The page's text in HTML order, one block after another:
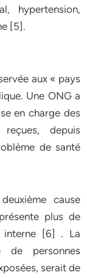
hypertension,
[5].
aux « pays
Une ONG a
en charge des
depuis
de santé
cause
plus de
interne [6] . La
de personnes
serait de